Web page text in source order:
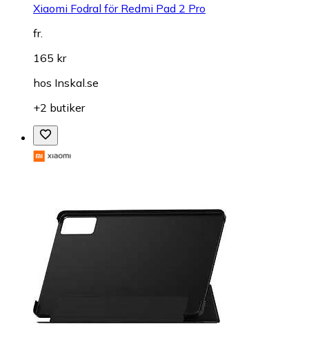
Xiaomi Fodral för Redmi Pad 2 Pro
fr.
165 kr
hos Inskal.se
+2 butiker